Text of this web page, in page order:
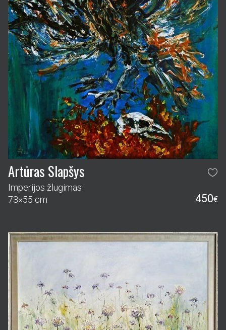
Artūras Slapšys
Imperijos žlugimas
73×55 cm
450€